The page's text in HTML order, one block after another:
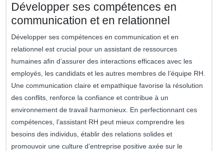
Développer ses compétences en
communication et en relationnel
Développer ses compétences en communication et en
relationnel est crucial pour un assistant de ressources
humaines afin d’assurer des interactions efficaces avec les
employés, les candidats et les autres membres de l’équipe RH.
Une communication claire et empathique favorise la résolution
des conflits, renforce la confiance et contribue à un
environnement de travail harmonieux. En perfectionnant ces
compétences, l’assistant RH peut mieux comprendre les
besoins des individus, établir des relations solides et
promouvoir une culture d’entreprise positive axée sur le